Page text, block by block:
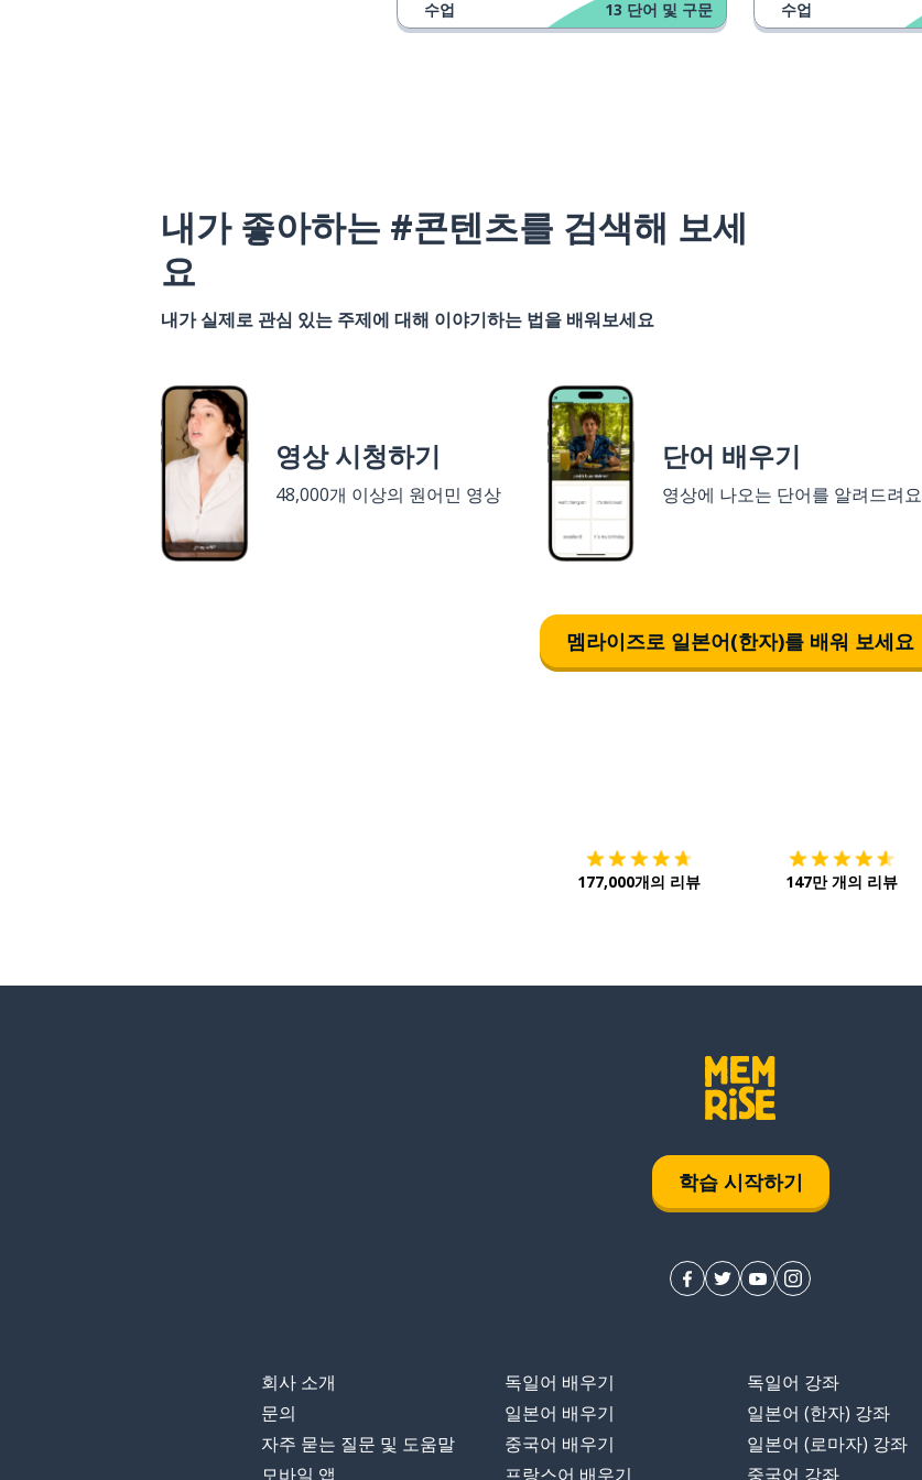
수업 13 단어 및 구문 수업
내가 좋아하는 #콘텐츠를 검색해 보세
요
내가 실제로 관심 있는 주제에 대해 이야기하는 법을 배워보세요
영상 시청하기
48,000개 이상의 원어민 영상
단어 배우기
영상에 나오는 단어를 알려드려요
멤라이즈로 일본어(한자)를 배워 보세요
177,000개의 리뷰 147만 개의 리뷰
학습 시작하기
회사 소개
문의
자주 묻는 질문 및 도움말
모바일 앱
독일어 배우기
일본어 배우기
중국어 배우기
프랑스어 배우기
독일어 강좌
일본어 (한자) 강좌
일본어 (로마자) 강좌
중국어 강좌